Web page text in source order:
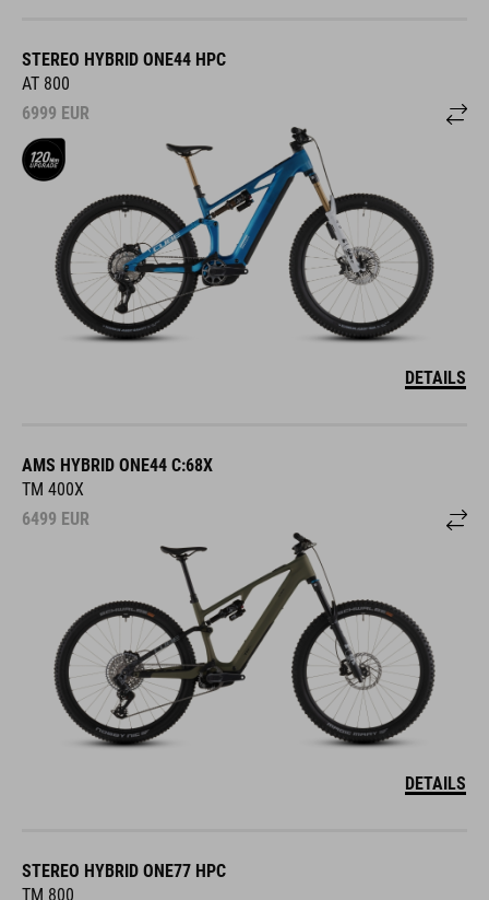
STEREO HYBRID ONE44 HPC
AT 800
6999 EUR
DETAILS
AMS HYBRID ONE44 C:68X
TM 400X
6499 EUR
DETAILS
STEREO HYBRID ONE77 HPC
TM 800